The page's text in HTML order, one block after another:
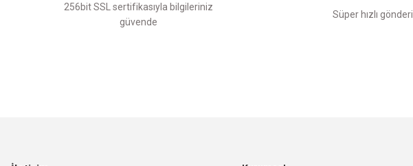
256bit SSL sertifikasıyla bilgileriniz
güvende
Süper hızlı gönderi